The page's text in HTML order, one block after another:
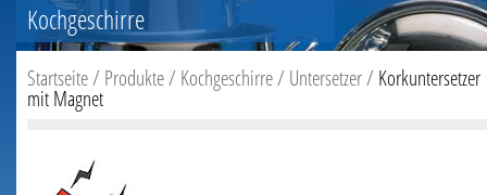
Kochgeschirre
Startseite/ Produkte/ Kochgeschirre/ Untersetzer/ Korkuntersetzer
mit Magnet